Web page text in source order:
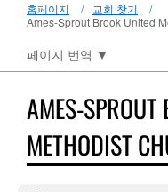
홈페이지
교회 찾기
Ames-Sprout Brook United
페이지 번역 ▼
AMES-SPROUT
METHODIST